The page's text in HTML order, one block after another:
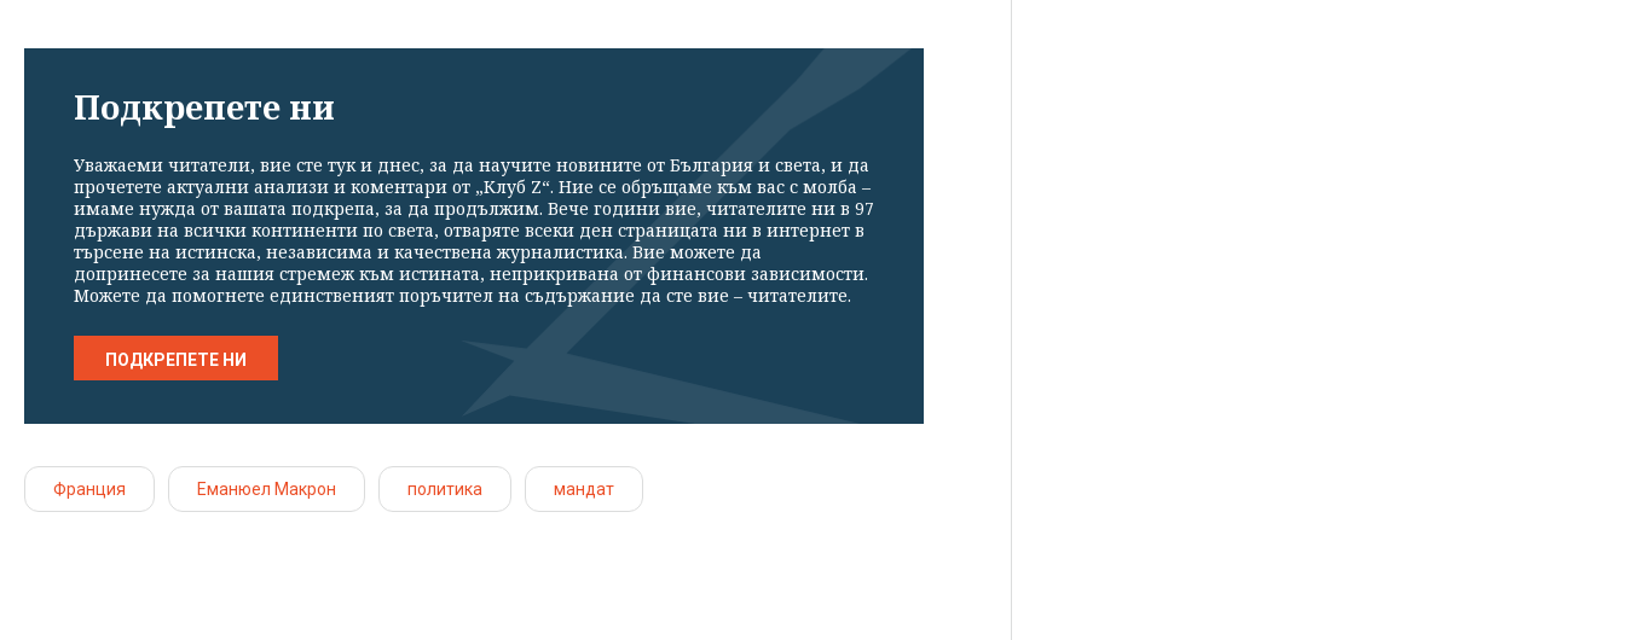
Подкрепете ни
Уважаеми читатели, вие сте тук и днес, за да научите новините от България и света, и да
прочетете актуални анализи и коментари от „Клуб Z“. Ние се обръщаме към вас с молба –
имаме нужда от вашата подкрепа, за да продължим. Вече години вие, читателите ни в 97
държави на всички континенти по света, отваряте всеки ден страницата ни в интернет в
търсене на истинска, независима и качествена журналистика. Вие можете да
допринесете за нашия стремеж към истината, неприкривана от финансови зависимости.
Можете да помогнете единственият поръчител на съдържание да сте вие – читателите.
ПОДКРЕПЕТЕ НИ
Франция Еманюел Макрон политика мандат